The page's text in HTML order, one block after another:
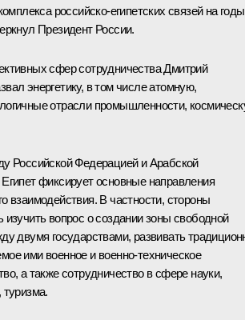
российско-египетских связей на годы
Президент России.
сфер сотрудничества Дмитрий
энергетику, в том числе атомную,
отрасли промышленности,
Российской Федерацией и Арабской
фиксирует основные направления
взаимодействия. В частности, стороны
изучить вопрос о создании зоны свободной
двумя государствами, развивать
ими военное и военно-техническое
а также сотрудничество в сфере науки,
туризма.